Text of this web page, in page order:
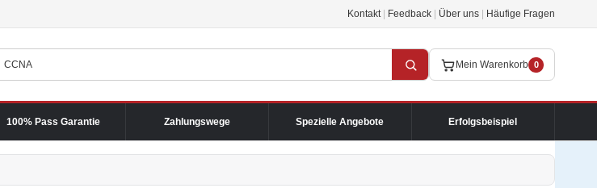
Kontakt Feedback Über uns Häufige Fragen
Mein Warenkorb 0
100% Pass Garantie Zahlungswege Spezielle Angebote Erfolgsbeispiel